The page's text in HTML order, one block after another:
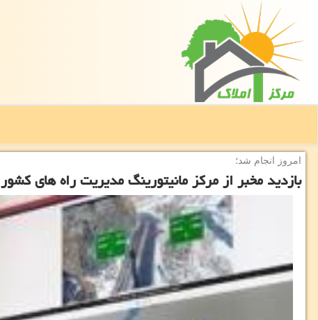
امروز انجام شد؛
بازدید مخبر از مرکز مانیتورینگ مدیریت راه های کشور